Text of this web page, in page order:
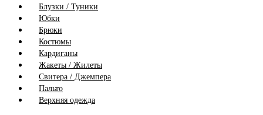
Блузки / Туники
Юбки
Брюки
Костюмы
Кардиганы
Жакеты / Жилеты
Свитера / Джемпера
Пальто
Верхняя одежда